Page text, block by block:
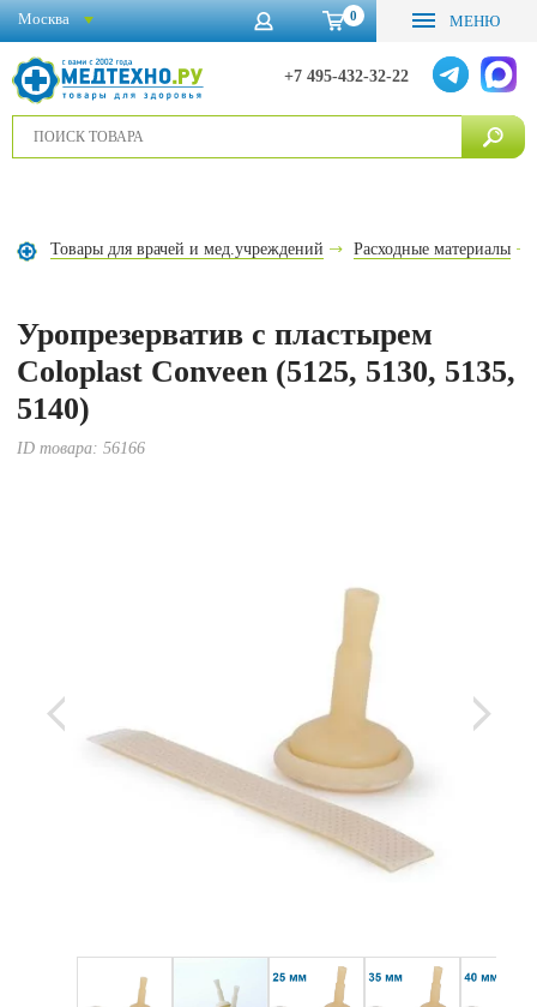
0 МЕНЮ
+7 495-432-32-22
Москва
Товары для врачей и мед.учреждений Расходные материалы
Уропрезерватив с пластырем
Coloplast Conveen (5125, 5130, 5135,
5140)
ID товара:56166